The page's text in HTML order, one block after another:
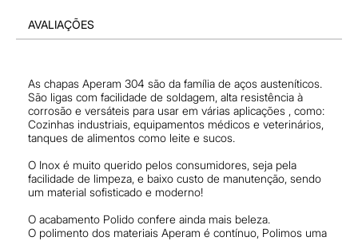
AVALIAÇÕES
As chapas Aperam 304 são da família de aços austeníticos.
São ligas com facilidade de soldagem, alta resistência à
corrosão e versáteis para usar em várias aplicações , como:
Cozinhas industriais, equipamentos médicos e veterinários,
tanques de alimentos como leite e sucos.
O Inox é muito querido pelos consumidores, seja pela
facilidade de limpeza, e baixo custo de manutenção, sendo
um material sofisticado e moderno!
O acabamento Polido confere ainda mais beleza.
O polimento dos materiais Aperam é contínuo, Polimos uma